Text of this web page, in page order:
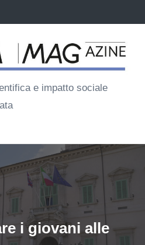
e impatto sociale
i giovani alle